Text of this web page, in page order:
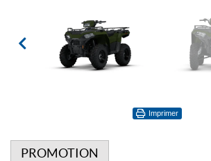
Imprimer
PROMOTION